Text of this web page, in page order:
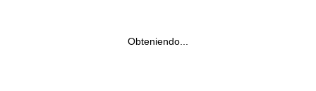
Obteniendo...